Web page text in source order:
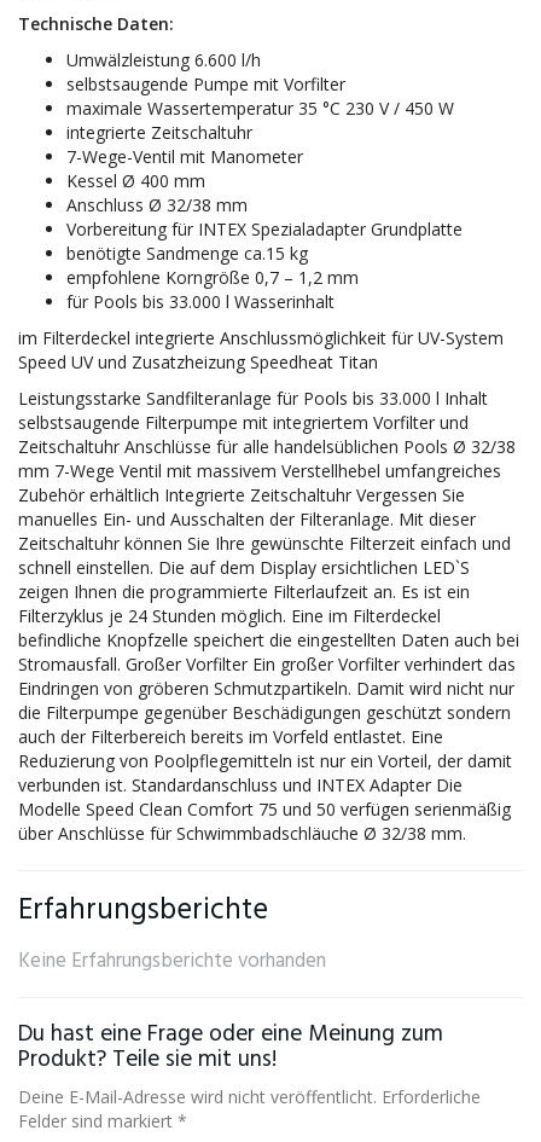
Technische Daten:
Umwälzleistung 6.600 l/h
selbstsaugende Pumpe mit Vorfilter
maximale Wassertemperatur 35 °C 230 V / 450 W
integrierte Zeitschaltuhr
7-Wege-Ventil mit Manometer
Kessel Ø 400 mm
Anschluss Ø 32/38 mm
Vorbereitung für INTEX Spezialadapter Grundplatte
benötigte Sandmenge ca.15 kg
empfohlene Korngröße 0,7 – 1,2 mm
für Pools bis 33.000 l Wasserinhalt
im Filterdeckel integrierte Anschlussmöglichkeit für UV-System
Speed UV und Zusatzheizung Speedheat Titan
Leistungsstarke Sandfilteranlage für Pools bis 33.000 l Inhalt
selbstsaugende Filterpumpe mit integriertem Vorfilter und
Zeitschaltuhr Anschlüsse für alle handelsüblichen Pools Ø 32/38
mm 7-Wege Ventil mit massivem Verstellhebel umfangreiches
Zubehör erhältlich Integrierte Zeitschaltuhr Vergessen Sie
manuelles Ein- und Ausschalten der Filteranlage. Mit dieser
Zeitschaltuhr können Sie Ihre gewünschte Filterzeit einfach und
schnell einstellen. Die auf dem Display ersichtlichen LED`S
zeigen Ihnen die programmierte Filterlaufzeit an. Es ist ein
Filterzyklus je 24 Stunden möglich. Eine im Filterdeckel
befindliche Knopfzelle speichert die eingestellten Daten auch bei
Stromausfall. Großer Vorfilter Ein großer Vorfilter verhindert das
Eindringen von gröberen Schmutzpartikeln. Damit wird nicht nur
die Filterpumpe gegenüber Beschädigungen geschützt sondern
auch der Filterbereich bereits im Vorfeld entlastet. Eine
Reduzierung von Poolpflegemitteln ist nur ein Vorteil, der damit
verbunden ist. Standardanschluss und INTEX Adapter Die
Modelle Speed Clean Comfort 75 und 50 verfügen serienmäßig
über Anschlüsse für Schwimmbadschläuche Ø 32/38 mm.
Erfahrungsberichte
Keine Erfahrungsberichte vorhanden
Du hast eine Frage oder eine Meinung zum
Produkt? Teile sie mit uns!
Deine E-Mail-Adresse wird nicht veröffentlicht. Erforderliche
Felder sind markiert *